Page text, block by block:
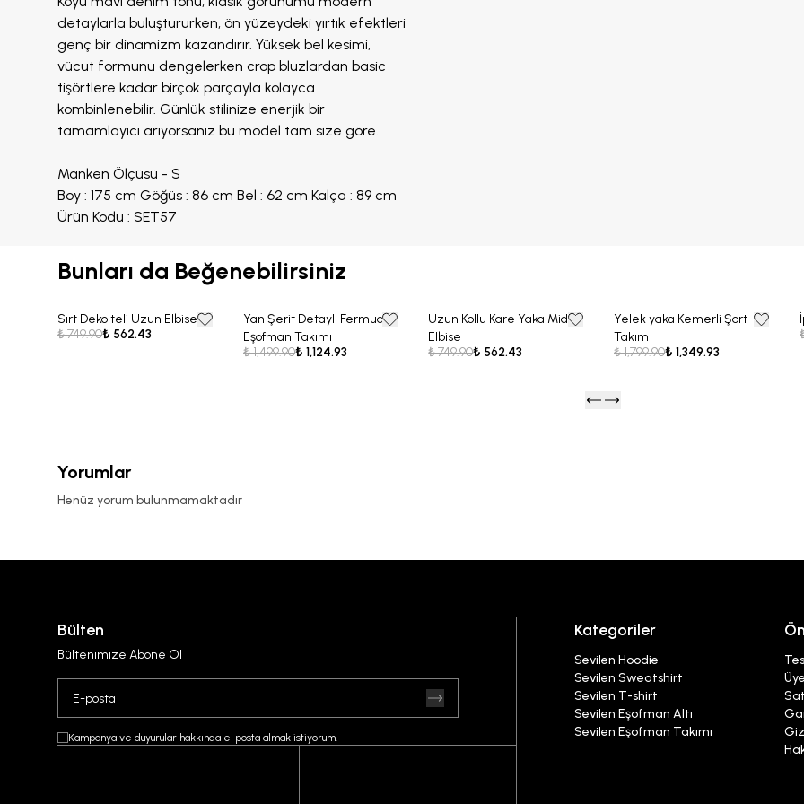
detaylarla buluştururken, ön yüzeydeki yırtık efektleri
genç bir dinamizm kazandırır. Yüksek bel kesimi,
vücut formunu dengelerken crop bluzlardan basic
tişörtlere kadar birçok parçayla kolayca
kombinlenebilir. Günlük stilinize enerjik bir
tamamlayıcı arıyorsanız bu model tam size göre.
Manken Ölçüsü - S
Boy : 175 cm Göğüs : 86 cm Bel : 62 cm Kalça : 89 cm
Ürün Kodu : SET57
Bunları da Beğenebilirsiniz
25% OFF
Sırt Dekolteli Uzun Elbise
₺ 749.90₺ 562.43
25% OFF
Yan Şerit Detaylı Fermuarlı
Eşofman Takımı
₺ 1,499.90₺ 1,124.93
25% OFF
Uzun Kollu Kare Yaka Midi
Elbise
₺ 749.90₺ 562.43
25% OFF
Yelek yaka Kemerli Şort
Takım
₺ 1,799.90₺ 1,349.93
Yorumlar
Henüz yorum bulunmamaktadır
Bülten
Bültenimize Abone Ol
Kampanya ve duyurular hakkında e-posta almak istiyorum.
Kategoriler
Sevilen Hoodie
Sevilen Sweatshirt
Sevilen T-shirt
Sevilen Eşofman Altı
Sevilen Eşofman Takımı